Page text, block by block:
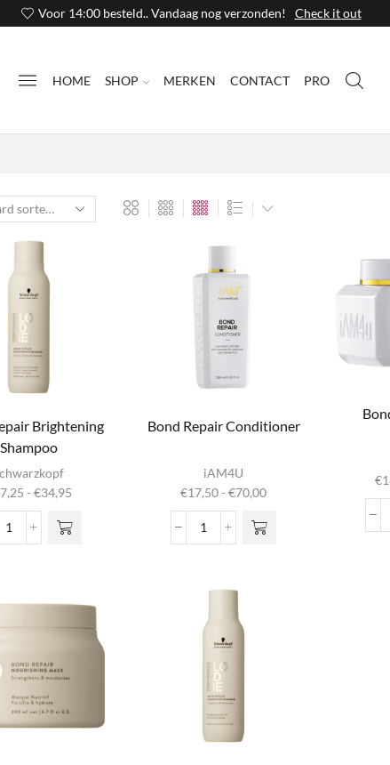
Voor 14:00 besteld.. Vandaag nog verzonden! Check it out
HOME SHOP MERKEN CONTACT PRO
Brightening
Shampoo
- €34,95Prijsklasse:
tot
Bond
heeft
kan
Bond Repair Conditioner
iAM4U
€17,50- €70,00Prijsklasse:
tot
Bond
aantal
heeft
meerdere
optie kan
productpagina
€